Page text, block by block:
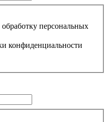
персональных
конфиденциальности